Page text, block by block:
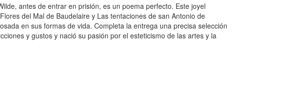
antes de entrar en prisión, es un poema perfecto. Este joyel
del Mal de Baudelaire y Las tentaciones de san Antonio de
en sus formas de vida. Completa la entrega una precisa selección
y gustos y nació su pasión por el esteticismo de las artes y la